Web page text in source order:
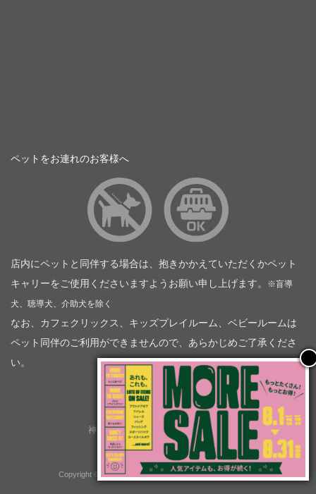
ペットをお連れのお客様へ
店内にペットと同伴する場合は、抱きかかえていただくかペット
キャリーをご使用くださいますようお願い申し上げます。
※盲導
犬、聴導犬、介助犬を除く
なお、カフェクリックス、キッズプレイルーム、ベビールームは
ペット同伴のご利用ができませんので、あらかじめご了承くださ
い。
神奈川トヨタ自動車（企業情報）
トヨタモビリティ神奈川
株式会社会社ＫＴグループ
Copyright © GOOD OPEN AIRS myX All Rights Reserved.